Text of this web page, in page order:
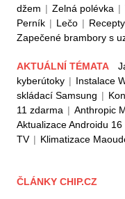
džem | Zelná polévka |
Perník | Lečo |
Zapečené brambory s
AKTUÁLNÍ TÉMATA
kyberútoky | Instalace
skládací Samsung |
11 zdarma | Anthropic
Aktualizace Androidu 16
TV | Klimatizace
ČLÁNKY CHIP.CZ